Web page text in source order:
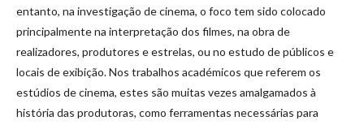
entanto, na investigação de cinema, o foco tem sido colocado
principalmente na interpretação dos filmes, na obra de
realizadores, produtores e estrelas, ou no estudo de públicos e
locais de exibição. Nos trabalhos académicos que referem os
estúdios de cinema, estes são muitas vezes amalgamados à
história das produtoras, como ferramentas necessárias para